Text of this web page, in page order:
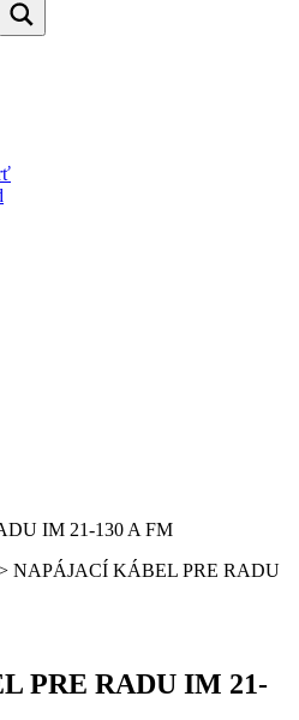
IM 21-130 A FM
NAPÁJACÍ KÁBEL PRE RADU
PRE RADU IM 21-